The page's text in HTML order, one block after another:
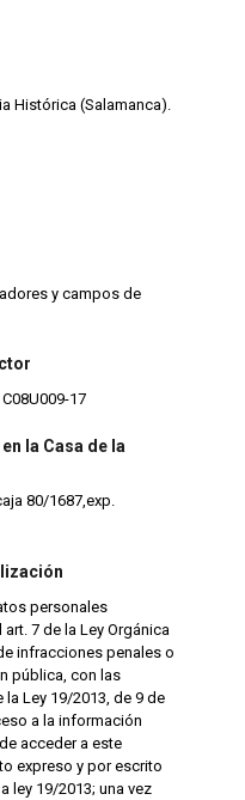
Histórica (Salamanca).
y campos de
17
la Casa de la
80/1687,exp.
personales
7 de la Ley Orgánica
infracciones penales o
pública, con las
la Ley 19/2013, de 9 de
a la información
acceder a este
expreso y por escrito
ley 19/2013; una vez